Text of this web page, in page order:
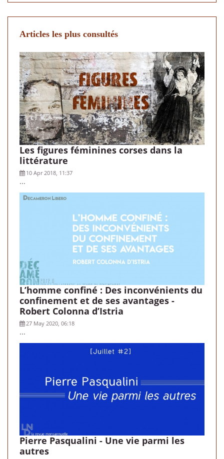
Articles les plus consultés
Les figures féminines corses dans la
littérature
10 Apr 2018, 11:37
...
L’homme confiné : Des inconvénients du
confinement et de ses avantages -
Robert Colonna d’Istria
27 May 2020, 06:18
...
Pierre Pasqualini - Une vie parmi les
autres